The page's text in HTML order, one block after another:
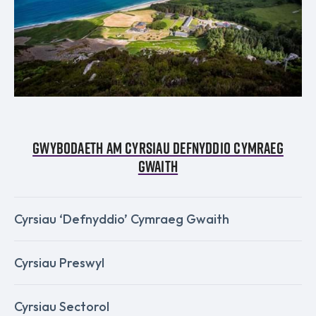
Gwybodaeth am cyrsiau Defnyddio Cymraeg
Gwaith
Cyrsiau ‘Defnyddio’ Cymraeg Gwaith
Cyrsiau Preswyl
Cyrsiau Sectorol